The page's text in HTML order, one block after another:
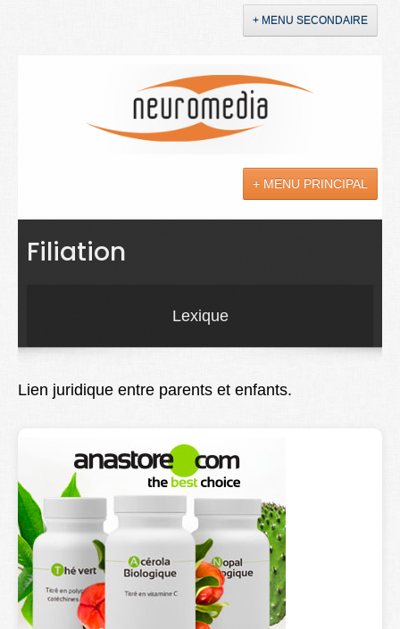
+ MENU SECONDAIRE
+ MENU PRINCIPAL
Actualités
Soins
Droit
Better Health
Filiation
Lexique
Lien juridique entre parents et enfants.